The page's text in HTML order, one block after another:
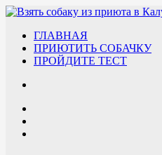
ГЛАВНАЯ
ПРИЮТИТЬ СОБАЧКУ
ПРОЙДИТЕ ТЕСТ